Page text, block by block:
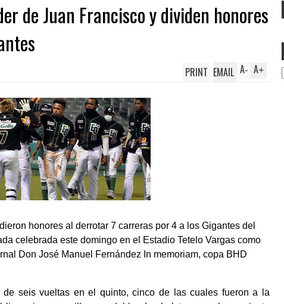
de Juan Francisco y dividen honores
A+
A-
PRINT EMAIL
honores al derrotar 7 carreras por 4 a los Gigantes del
celebrada este domingo en el Estadio Tetelo Vargas como
Don José Manuel Fernández In memoriam, copa BHD
de seis vueltas en el quinto, cinco de las cuales fueron a la